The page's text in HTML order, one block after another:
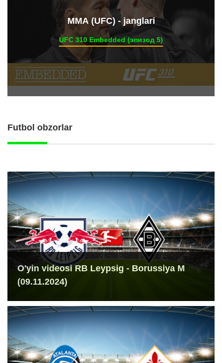
ММА (UFC) - janglari
UFC 310 Embedded (эпизод 5)
Futbol obzorlar
O'yin videosi RB Leypsig - Borussiya M
(09.11.2024)